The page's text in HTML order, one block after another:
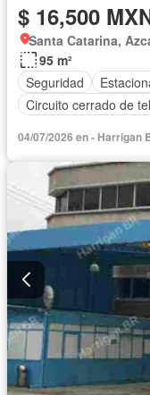
$ 16,500
Santa Catarina,
95 m²
Seguridad
Circuito cerrado de
04/07/2026 en - Harrigan